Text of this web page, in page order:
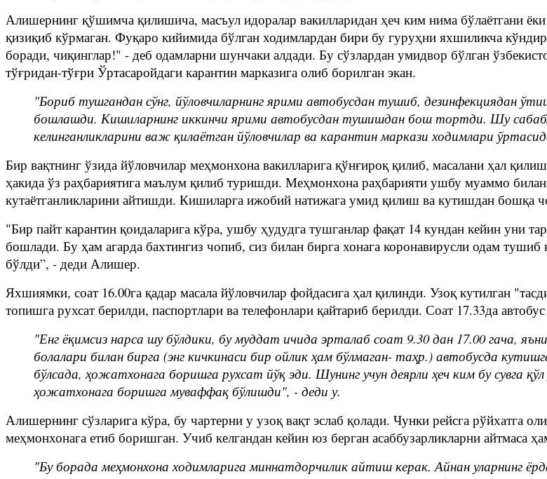
Алишернинг қўшимча қилишича, масъул идоралар вакилларидан ҳеч ким нима бўлаётгани
қизиқиб кўрмаган. Фуқаро кийимида бўлган ходимлардан бири бу гуруҳни яхшиликча
боради, чиқинглар!" - деб одамларни шунчаки алдади. Бу сўзлардан умидвор бўлган
тўғридан-тўғри Ўртасаройдаги карантин марказига олиб борилган экан.
"Бориб тушгандан сўнг, йўловчиларнинг ярими автобусдан тушиб, дезинфекциядан
бошлашди. Кишиларнинг иккинчи ярими автобусдан тушишдан бош тортди. Шу
келинганликларини важ қилаётган йўловчилар ва карантин маркази ходимлари
Бир вақтнинг ўзида йўловчилар меҳмонхона вакилларига қўнғироқ қилиб, масалани ҳал
ҳакида ўз раҳбариятига маълум қилиб туришди. Меҳмонхона раҳбарияти ушбу муаммо
кутаётганликларини айтишди. Кишиларга ижобий натижага умид қилиш ва кутишдан бошқа
"Бир пайт карантин қоидаларига кўра, ушбу ҳудудга тушганлар фақат 14 кундан кейин уни
бошлади. Бу ҳам агарда бахтингиз чопиб, сиз билан бирга хонага коронавирусли одам
бўлди”, - деди Алишер.
Яхшиямки, соат 16.00га қадар масала йўловчилар фойдасига ҳал қилинди. Узоқ кутилган
топишга рухсат берилди, паспортлари ва телефонлари қайтариб берилди. Соат 17.33да
"Енг ёқимсиз нарса шу бўлдики, бу муддат ичида эрталаб соат 9.30 дан 17.00 гача,
болалари билан бирга (энг кичкинаси бир ойлик ҳам бўлмаган- таҳр.) автобусда
бўлсада, ҳожатхонага боришга рухсат йўқ эди. Шунинг учун деярли ҳеч ким бу сувга
ҳожатхонага боришга муваффақ бўлишди", - деди у.
Алишернинг сўзларига кўра, бу чартерни у узоқ вақт эслаб қолади. Чунки рейсга рўйхатга
меҳмонхонага етиб боришган. Учиб келгандан кейин юз берган асаббузарликларни айтмаса
"Бу борада меҳмонхона ходимларига миннатдорчилик айтиш керак. Айнан уларнинг